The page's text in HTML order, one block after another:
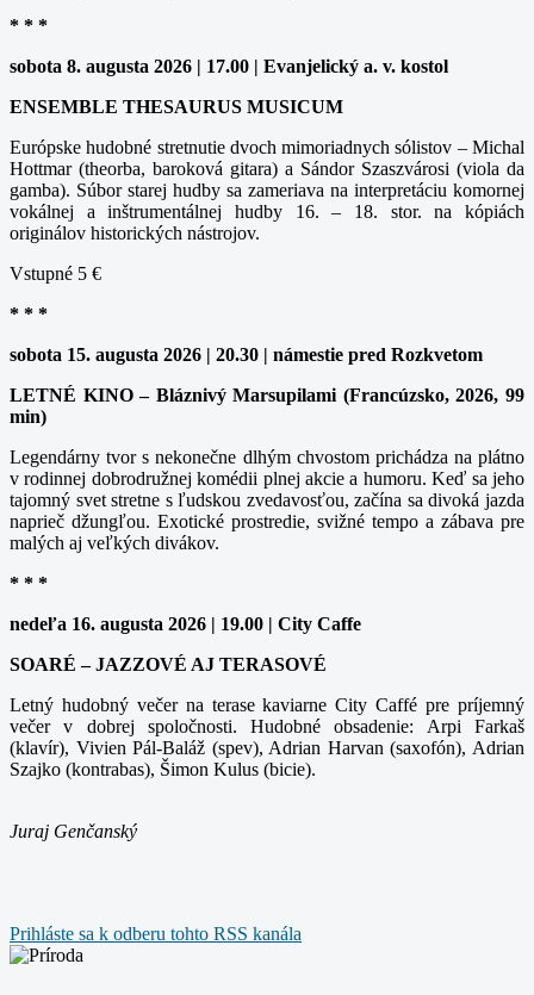
* * *
sobota 8. augusta 2026 | 17.00 | Evanjelický a. v. kostol
ENSEMBLE THESAURUS MUSICUM
Európske hudobné stretnutie dvoch mimoriadnych sólistov – Michal
Hottmar (theorba, baroková gitara) a Sándor Szaszvárosi (viola da
gamba). Súbor starej hudby sa zameriava na interpretáciu komornej
vokálnej a inštrumentálnej hudby 16. – 18. stor. na kópiách
originálov historických nástrojov.
Vstupné 5 €
* * *
sobota 15. augusta 2026 | 20.30 | námestie pred Rozkvetom
LETNÉ KINO – Bláznivý Marsupilami (Francúzsko, 2026, 99
min)
Legendárny tvor s nekonečne dlhým chvostom prichádza na plátno
v rodinnej dobrodružnej komédii plnej akcie a humoru. Keď sa jeho
tajomný svet stretne s ľudskou zvedavosťou, začína sa divoká jazda
naprieč džungľou. Exotické prostredie, svižné tempo a zábava pre
malých aj veľkých divákov.
* * *
nedeľa 16. augusta 2026 | 19.00 | City Caffe
SOARÉ – JAZZOVÉ AJ TERASOVÉ
Letný hudobný večer na terase kaviarne City Caffé pre príjemný
večer v dobrej spoločnosti. Hudobné obsadenie: Arpi Farkaš
(klavír), Vivien Pál-Baláž (spev), Adrian Harvan (saxofón), Adrian
Szajko (kontrabas), Šimon Kulus (bicie).
Juraj Genčanský
Prihláste sa k odberu tohto RSS kanála